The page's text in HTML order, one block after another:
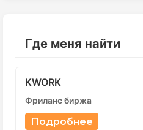
Где меня найти
KWORK
Фриланс биржа
Подробнее